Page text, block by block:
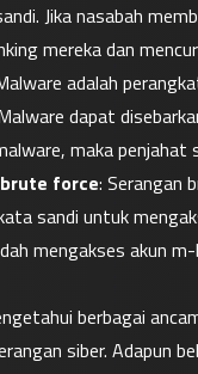
Jika nasabah
mereka dan
adalah
dapat
maka penjahat
force: Serangan
sandi untuk
mengakses akun
berbagai
siber. Adapun